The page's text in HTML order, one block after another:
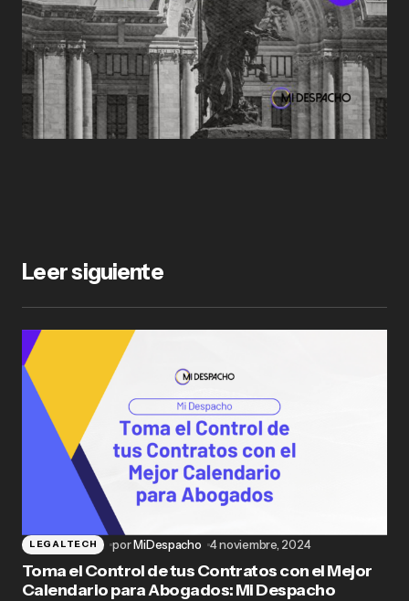
Leer siguiente
LEGALTECH porMiDespacho 4 noviembre, 2024
Toma el Control de tus Contratos con el Mejor
Calendario para Abogados: Mi Despacho